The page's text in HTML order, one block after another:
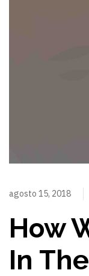
agosto 15, 2018
How
In